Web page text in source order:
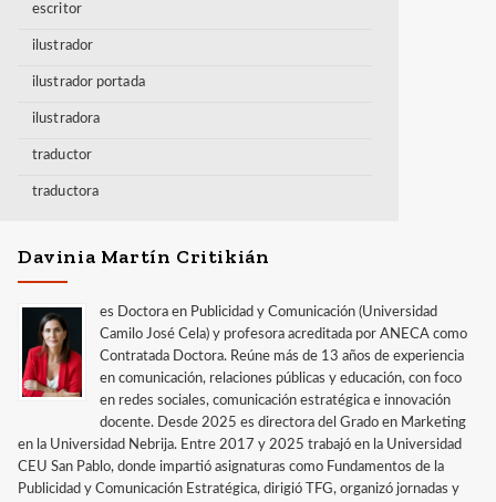
escritor
ilustrador
ilustrador portada
ilustradora
traductor
traductora
Davinia Martín Critikián
es Doctora en Publicidad y Comunicación (Universidad
Camilo José Cela) y profesora acreditada por ANECA como
Contratada Doctora. Reúne más de 13 años de experiencia
en comunicación, relaciones públicas y educación, con foco
en redes sociales, comunicación estratégica e innovación
docente. Desde 2025 es directora del Grado en Marketing
en la Universidad Nebrija. Entre 2017 y 2025 trabajó en la Universidad
CEU San Pablo, donde impartió asignaturas como Fundamentos de la
Publicidad y Comunicación Estratégica, dirigió TFG, organizó jornadas y